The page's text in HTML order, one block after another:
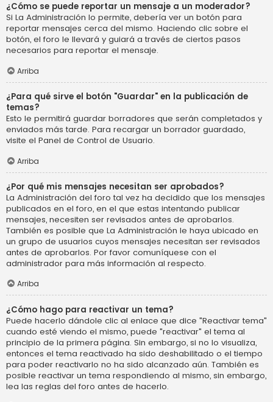
¿Cómo se puede reportar un mensaje a un moderador?
Si La Administración lo permite, debería ver un botón para
reportar mensajes cerca del mismo. Haciendo clic sobre el
botón, el foro le llevará y guiará a través de ciertos pasos
necesarios para reportar el mensaje.
Arriba
¿Para qué sirve el botón "Guardar" en la publicación de
temas?
Esto le permitirá guardar borradores que serán completados y
enviados más tarde. Para recargar un borrador guardado,
visite el Panel de Control de Usuario.
Arriba
¿Por qué mis mensajes necesitan ser aprobados?
La Administración del foro tal vez ha decidido que los mensajes
publicados en el foro, en el que estas intentando publicar
mensajes, necesiten ser revisados antes de aprobarlos.
También es posible que La Administración le haya ubicado en
un grupo de usuarios cuyos mensajes necesitan ser revisados
antes de aprobarlos. Por favor comuníquese con el
administrador para más información al respecto.
Arriba
¿Cómo hago para reactivar un tema?
Puede hacerlo dándole clic al enlace que dice "Reactivar tema"
cuando esté viendo el mismo, puede "reactivar" el tema al
principio de la primera página. Sin embargo, si no lo visualiza,
entonces el tema reactivado ha sido deshabilitado o el tiempo
para poder reactivarlo no ha sido alcanzado aún. También es
posible reactivar un tema respondiendo al mismo, sin embargo,
lea las reglas del foro antes de hacerlo.